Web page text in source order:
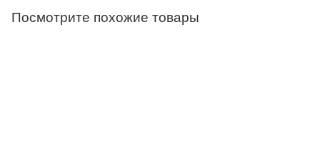
Посмотрите похожие товары